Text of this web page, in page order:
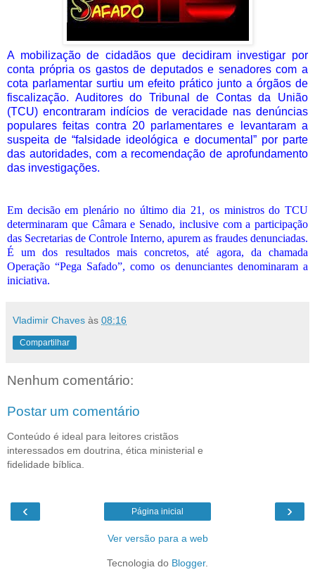
A mobilização de cidadãos que decidiram investigar por
conta própria os gastos de deputados e senadores com a
cota parlamentar surtiu um efeito prático junto a órgãos de
fiscalização. Auditores do Tribunal de Contas da União
(TCU) encontraram indícios de veracidade nas denúncias
populares feitas contra 20 parlamentares e levantaram a
suspeita de “falsidade ideológica e documental” por parte
das autoridades, com a recomendação de aprofundamento
das investigações.
Em decisão em plenário no último dia 21, os ministros do TCU
determinaram que Câmara e Senado, inclusive com a participação
das Secretarias de Controle Interno, apurem as fraudes denunciadas.
É um dos resultados mais concretos, até agora, da chamada
Operação “Pega Safado”, como os denunciantes denominaram a
iniciativa.
Vladimir Chaves às 08:16
Compartilhar
Nenhum comentário:
Postar um comentário
Conteúdo é ideal para leitores cristãos
interessados em doutrina, ética ministerial e
fidelidade bíblica.
‹ ›
Página inicial
Ver versão para a web
Tecnologia do Blogger.